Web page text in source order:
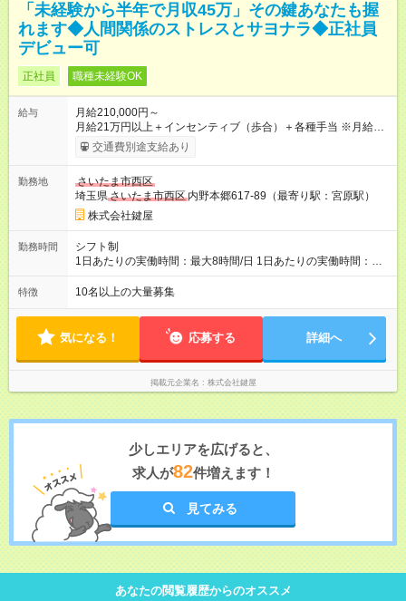
「未経験から半年で月収45万」その鍵あなたも握
れます◆人間関係のストレスとサヨナラ◆正社員
デビュー可
正社員 職種未経験OK
給与
月給210,000円～
月給21万円以上＋インセンティブ（歩合）＋各種手当 ※月給21
万円を最低保証。売り上げに応じて月収額が増える仕組みで
す。 ※インセンティブの内訳：（平均客単価の4倍）＋（利益
す。そのほかの条件に変更はありません。 【試用期間】試用期
間あり 試用期間の長さ：3ヶ月 雇用形態、給与は本採用時と同
じです。
交通費別途支給あり
勤務地
さいたま市西区
埼玉県さいたま市西区 内野本郷617-89（最寄り駅：宮原駅）
株式会社鍵屋
勤務時間
シフト制
1日あたりの実働時間：最大8時間/日 1日あたりの実働時間：８
時間 シフト例 ・6時00分～16時00分 ・8時00分～18時00分 ・
10時00分～20時00分 ・12時00分～翌0時00分 ・18時00分～翌
特徴 10名以上の大量募集
気になる！ 応募する 詳細へ
掲載元企業名 株式会社鍵屋
少しエリアを広げると、
求人が82件増えます！
見てみる
あなたの閲覧履歴からのオススメ